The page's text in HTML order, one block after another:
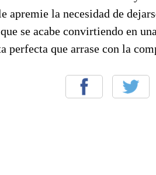
apremie la necesidad de
que se acabe convirtiendo en
perfecta que arrase con la